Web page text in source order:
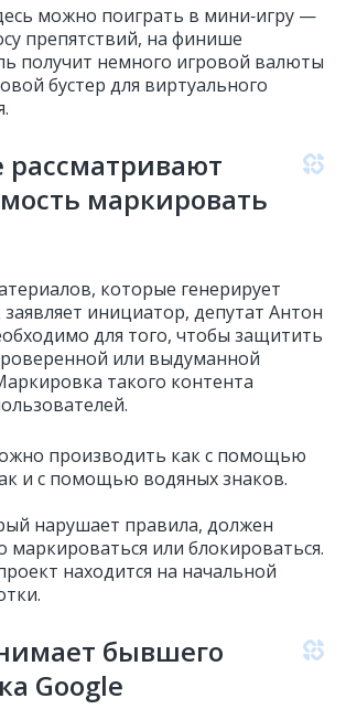
можно поиграть в мини‑игру —
препятствий, на финише
получит немного игровой валюты
бустер для виртуального
рассматривают
маркировать
которые генерирует
заявляет инициатор, депутат Антон
для того, чтобы защитить
или выдуманной
такого контента
производить как с помощью
и с помощью водяных знаков.
нарушает правила, должен
маркироваться или блокироваться.
находится на начальной
бывшего
Google